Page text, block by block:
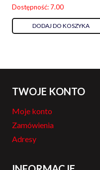
Dostępność: 7.00
DODAJ DO KOSZYKA
TWOJE KONTO
Moje konto
Zamówienia
Adresy